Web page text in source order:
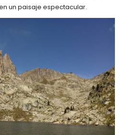
un paisaje espectacular.